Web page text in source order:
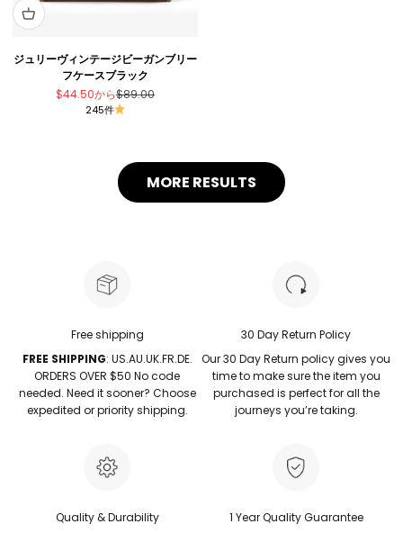
ジュリーヴィンテージビーガンブリー
フケースブラック
セール価格
$44.50から通常価格
$89.00
245件
MORE RESULTS
Free shipping
FREE SHIPPING: US.AU.UK.FR.DE.
ORDERS OVER $50 No code
needed. Need it sooner? Choose
expedited or priority shipping.
30 Day Return Policy
Our 30 Day Return policy gives you
time to make sure the item you
purchased is perfect for all the
journeys you’re taking.
Quality & Durability
1 Year Quality Guarantee